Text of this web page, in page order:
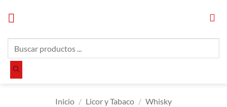
productos
Inicio / Licor y Tabaco / Whisky